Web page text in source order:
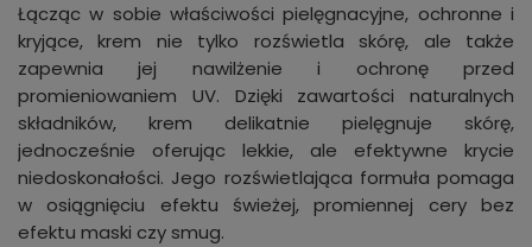
Łącząc w sobie właściwości pielęgnacyjne, ochronne i
kryjące, krem nie tylko rozświetla skórę, ale także
zapewnia jej nawilżenie i ochronę przed
promieniowaniem UV. Dzięki zawartości naturalnych
składników, krem delikatnie pielęgnuje skórę,
jednocześnie oferując lekkie, ale efektywne krycie
niedoskonałości. Jego rozświetlająca formuła pomaga
w osiągnięciu efektu świeżej, promiennej cery bez
efektu maski czy smug.